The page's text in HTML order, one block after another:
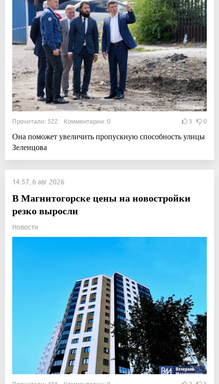
Прочитали: 522 Комментарии: 0 3 0
Она поможет увеличить пропускную способность улицы
Зеленцова
14:57, 6 авг 2026
В Магнитогорске цены на новостройки
резко выросли
Новости